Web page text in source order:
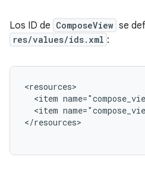
Los ID de ComposeView se
res/values/ids.xml :
<item
<item
</resources>